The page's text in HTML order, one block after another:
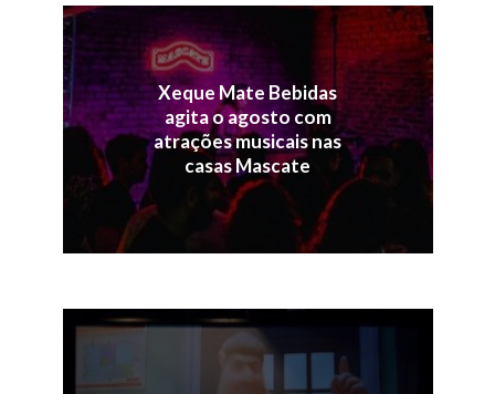
Xeque Mate Bebidas
agita o agosto com
atrações musicais nas
casas Mascate